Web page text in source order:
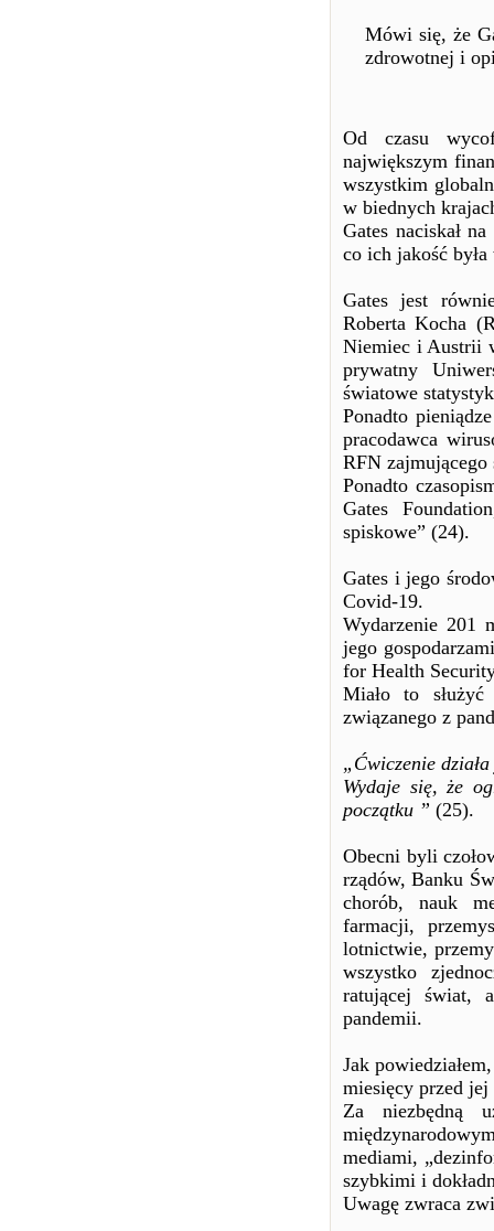
Mówi się, że
zdrowotnej i
Od czasu
największym
wszystkim
w biednych
Gates naciskał
co ich jakość
Gates jest
Roberta Kocha
Niemiec i Austrii
prywatny
światowe
Ponadto
pracodawca
RFN zajmującego
Ponadto
Gates
spiskowe” (24).
Gates i jego
Covid-19.
Wydarzenie 201
jego
for Health
Miało to
związanego z
„Ćwiczenie
Wydaje się, że
początku ” (25).
Obecni byli
rządów, Banku
chorób, nauk
farmacji,
lotnictwie,
wszystko
ratującej świat,
pandemii.
Jak
miesięcy przed
Za niezbędną
mediami,
szybkimi i
Uwagę zwraca